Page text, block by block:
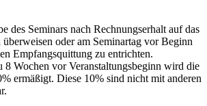
des Seminars nach Rechnungserhalt auf das
oder am Seminartag vor Beginn
Empfangsquittung zu entrichten.
8 Wochen vor Veranstaltungsbeginn wird die
ermäßigt. Diese 10% sind nicht mit anderen